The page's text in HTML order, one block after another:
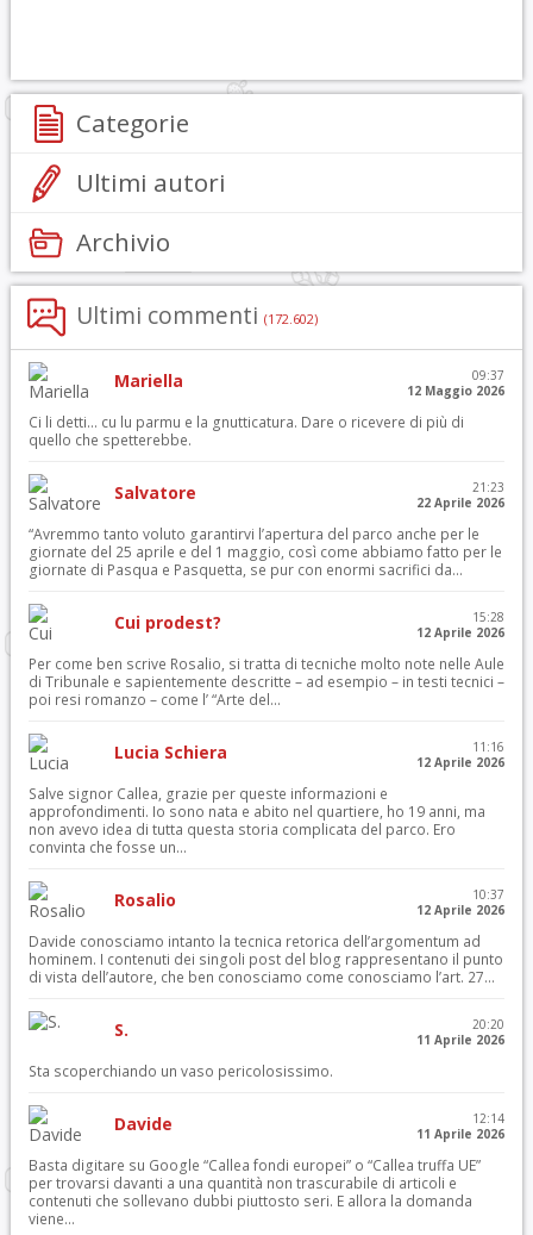
Categorie
Ultimi autori
Archivio
Ultimi commenti (172.602)
Mariella
09:37
12 Maggio 2026
Ci li detti… cu lu parmu e la gnutticatura. Dare o ricevere di più di
quello che spetterebbe.
Salvatore
21:23
22 Aprile 2026
“Avremmo tanto voluto garantirvi l’apertura del parco anche per le
giornate del 25 aprile e del 1 maggio, così come abbiamo fatto per le
giornate di Pasqua e Pasquetta, se pur con enormi sacrifici da...
Cui prodest?
15:28
12 Aprile 2026
Per come ben scrive Rosalio, si tratta di tecniche molto note nelle Aule
di Tribunale e sapientemente descritte – ad esempio – in testi tecnici –
poi resi romanzo – come l’ “Arte del...
Lucia Schiera
11:16
12 Aprile 2026
Salve signor Callea, grazie per queste informazioni e
approfondimenti. Io sono nata e abito nel quartiere, ho 19 anni, ma
non avevo idea di tutta questa storia complicata del parco. Ero
convinta che fosse un...
Rosalio
10:37
12 Aprile 2026
Davide conosciamo intanto la tecnica retorica dell’argomentum ad
hominem. I contenuti dei singoli post del blog rappresentano il punto
di vista dell’autore, che ben conosciamo come conosciamo l’art. 27...
S.
20:20
11 Aprile 2026
Sta scoperchiando un vaso pericolosissimo.
Davide
12:14
11 Aprile 2026
Basta digitare su Google “Callea fondi europei” o “Callea truffa UE”
per trovarsi davanti a una quantità non trascurabile di articoli e
contenuti che sollevano dubbi piuttosto seri. E allora la domanda
viene...